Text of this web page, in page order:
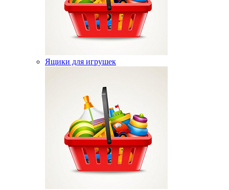
Ящики для игрушек